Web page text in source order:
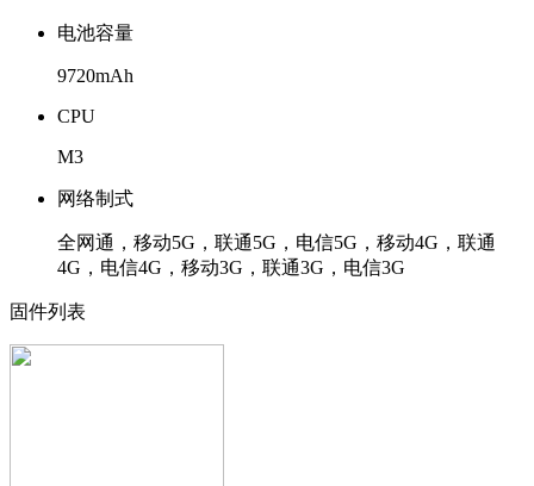
电池容量
9720mAh
CPU
M3
网络制式
全网通，移动5G，联通5G，电信5G，移动4G，联通
4G，电信4G，移动3G，联通3G，电信3G
固件列表